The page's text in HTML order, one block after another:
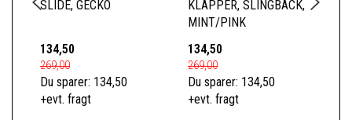
SLIDE, GECKO
134,50
269,00
Du sparer: 134,50
+evt. fragt
KLAPPER, SLINGBACK,
MINT/PINK
134,50
269,00
Du sparer: 134,50
+evt. fragt